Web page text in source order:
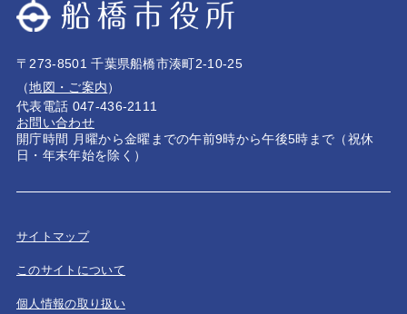
〒273-8501 千葉県船橋市湊町2-10-25
（地図・ご案内）
代表電話 047-436-2111
お問い合わせ
開庁時間 月曜から金曜までの午前9時から午後5時まで（祝休
日・年末年始を除く）
サイトマップ
このサイトについて
個人情報の取り扱い